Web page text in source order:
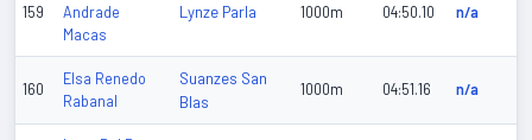
159
Andrade
Macas
Lynze Parla 1000m 04:50.10 n/a
160
Elsa Renedo
Rabanal
Suanzes San
Blas
1000m 04:51.16 n/a